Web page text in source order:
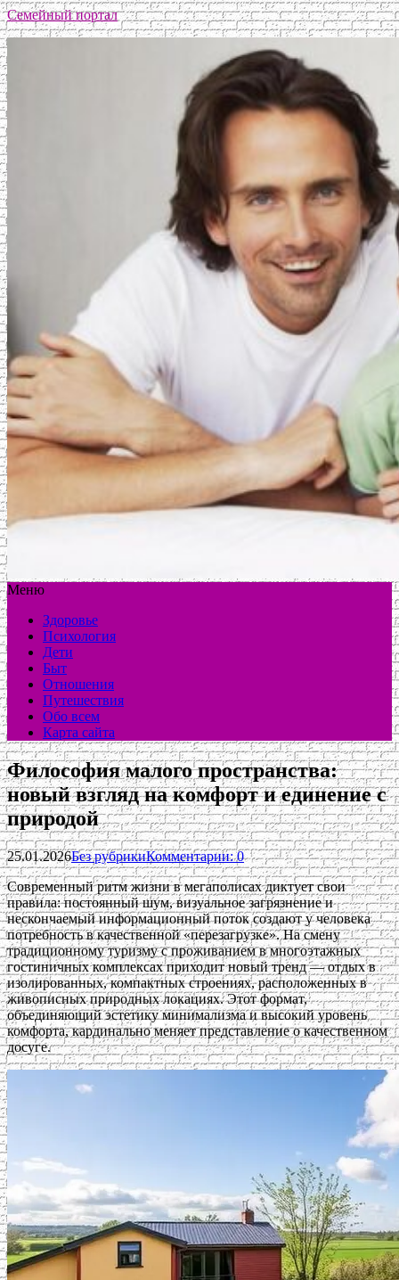
Семейный портал
Меню
Здоровье
Психология
Дети
Быт
Отношения
Путешествия
Обо всем
Карта сайта
Философия малого пространства:
новый взгляд на комфорт и единение с
природой
25.01.2026Без рубрикиКомментарии: 0
Современный ритм жизни в мегаполисах диктует свои
правила: постоянный шум, визуальное загрязнение и
нескончаемый информационный поток создают у человека
потребность в качественной «перезагрузке». На смену
традиционному туризму с проживанием в многоэтажных
гостиничных комплексах приходит новый тренд — отдых в
изолированных, компактных строениях, расположенных в
живописных природных локациях. Этот формат,
объединяющий эстетику минимализма и высокий уровень
комфорта, кардинально меняет представление о качественном
досуге.